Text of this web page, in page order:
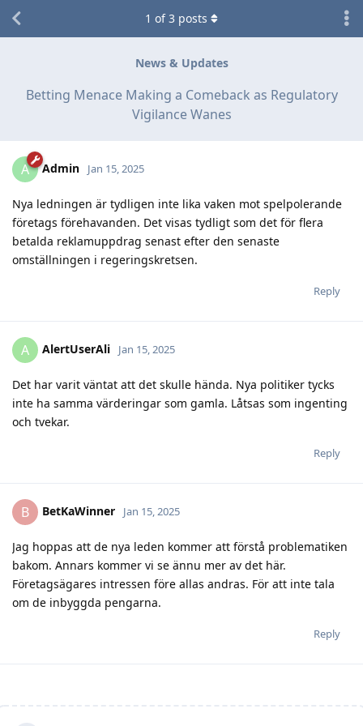
News & Updates
Betting Menace Making a Comeback as Regulatory
Vigilance Wanes
1 of3 posts
A Admin Jan 15, 2025
Nya ledningen är tydligen inte lika vaken mot spelpolerande
företags förehavanden. Det visas tydligt som det för flera
betalda reklamuppdrag senast efter den senaste
omställningen i regeringskretsen.
Reply
A AlertUserAli Jan 15, 2025
Det har varit väntat att det skulle hända. Nya politiker tycks
inte ha samma värderingar som gamla. Låtsas som ingenting
och tvekar.
Reply
B BetKaWinner Jan 15, 2025
Jag hoppas att de nya leden kommer att förstå problematiken
bakom. Annars kommer vi se ännu mer av det här.
Företagsägares intressen före allas andras. För att inte tala
om de inbyggda pengarna.
Reply